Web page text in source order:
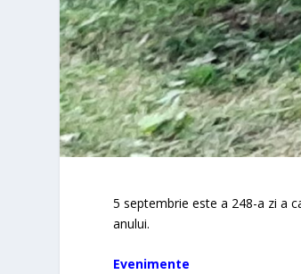
5 septembrie este a 248-a zi a
anului.
Evenimente